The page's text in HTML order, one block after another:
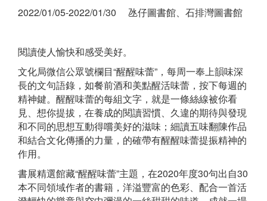
2022/01/05-2022/01/30 氹仔圖書館、石排灣圖書館
閱讀使人愉快和感受美好。
文化局微信公眾號欄目“醒醒味蕾”，每周一奉上韻味深
長的文句語錄，如餐前酒和美點醒活味蕾，按下每週的
精神鍵。醒醒味蕾的每組文字，就是一條絲線被你看
見、想你提拔，在養成的閱讀習慣、久違的期待與發現
和不同的思想互動得嚐美好的滋味；細讀五味翻陳作品
和結合文化傳播的力量，的確帶有醒醒味蕾提振精神的
作用。
書展精選館藏“醒醒味蕾”主題，在2020年度30句出自30
本不同領域作者的書籍，洋溢豐富的色彩、配合一首活